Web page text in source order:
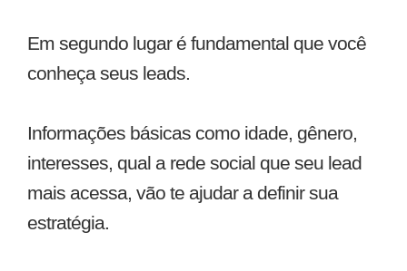
Em segundo lugar é fundamental que você
conheça seus leads.
Informações básicas como idade, gênero,
interesses, qual a rede social que seu lead
mais acessa, vão te ajudar a definir sua
estratégia.